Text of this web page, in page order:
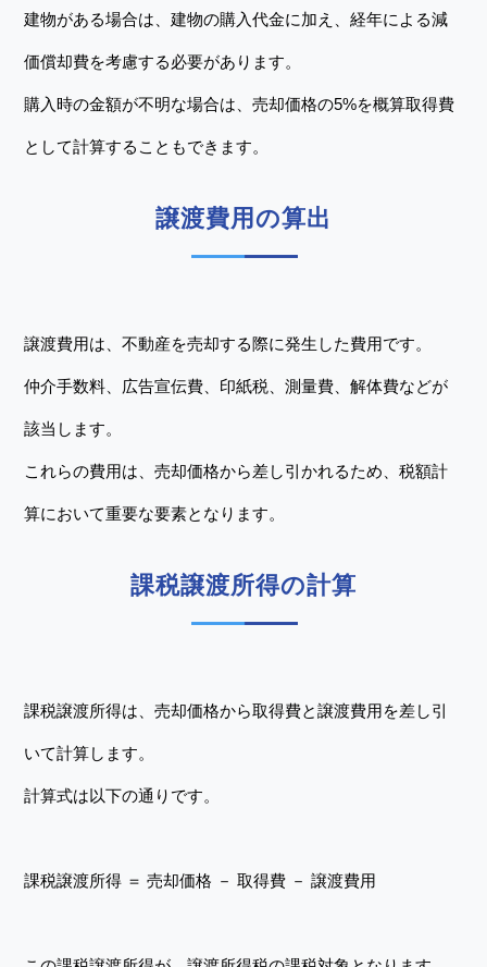
建物がある場合は、建物の購入代金に加え、経年による減
価償却費を考慮する必要があります。
購入時の金額が不明な場合は、売却価格の5%を概算取得費
として計算することもできます。
譲渡費用の算出
譲渡費用は、不動産を売却する際に発生した費用です。
仲介手数料、広告宣伝費、印紙税、測量費、解体費などが
該当します。
これらの費用は、売却価格から差し引かれるため、税額計
算において重要な要素となります。
課税譲渡所得の計算
課税譲渡所得は、売却価格から取得費と譲渡費用を差し引
いて計算します。
計算式は以下の通りです。
課税譲渡所得 ＝ 売却価格 － 取得費 － 譲渡費用